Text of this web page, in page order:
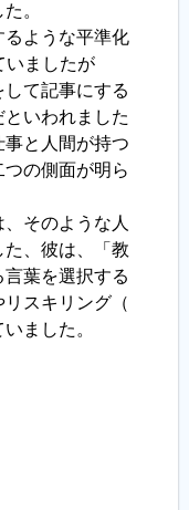
。
るような平準化
いましたが
て記事にする
といわれました
と人間が持つ
の側面が明ら
そのような人
、彼は、「教
葉を選択する
スキリング（
ました。